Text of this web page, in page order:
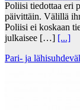
Poliisi tiedottaa eri
päivittäin. Välillä
Poliisi ei koskaan
julkaisee […] [...]
Pari- ja